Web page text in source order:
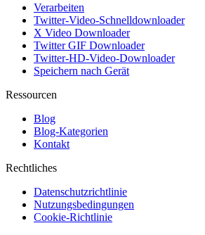
Verarbeiten
Twitter-Video-Schnelldownloader
X Video Downloader
Twitter GIF Downloader
Twitter-HD-Video-Downloader
Speichern nach Gerät
Ressourcen
Blog
Blog-Kategorien
Kontakt
Rechtliches
Datenschutzrichtlinie
Nutzungsbedingungen
Cookie-Richtlinie